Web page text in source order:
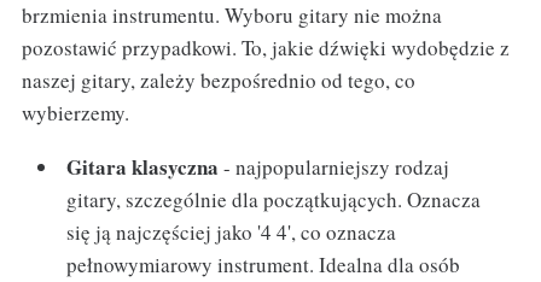
brzmienia instrumentu. Wyboru gitary nie można
pozostawić przypadkowi. To, jakie dźwięki wydobędzie z
naszej gitary, zależy bezpośrednio od tego, co
wybierzemy.
Gitara klasyczna - najpopularniejszy rodzaj
gitary, szczególnie dla początkujących. Oznacza
się ją najczęściej jako '4 4', co oznacza
pełnowymiarowy instrument. Idealna dla osób